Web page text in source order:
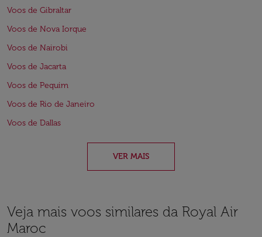
Voos de Gibraltar
Voos de Nova Iorque
Voos de Nairobi
Voos de Jacarta
Voos de Pequim
Voos de Rio de Janeiro
Voos de Dallas
VER MAIS
Veja mais voos similares da Royal Air
Maroc